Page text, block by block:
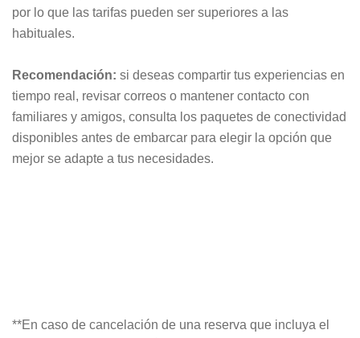
por lo que las tarifas pueden ser superiores a las
habituales.
Recomendación: si deseas compartir tus experiencias en
tiempo real, revisar correos o mantener contacto con
familiares y amigos, consulta los paquetes de conectividad
disponibles antes de embarcar para elegir la opción que
mejor se adapte a tus necesidades.
**En caso de cancelación de una reserva que incluya el